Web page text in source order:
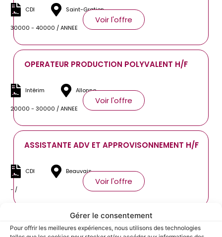
Gérer le consentement
Pour offrir les meilleures expériences, nous utilisons des technologies
CDI Saint-Gratien
30000 - 40000 / ANNEE
Voir l'offre
OPERATEUR PRODUCTION POLYVALENT H/F
Intérim Allonne
20000 - 30000 / ANNEE
Voir l'offre
ASSISTANTE ADV ET APPROVISONNEMENT H/F
CDI Beauvais
- /
Voir l'offre
CARISTE H/F